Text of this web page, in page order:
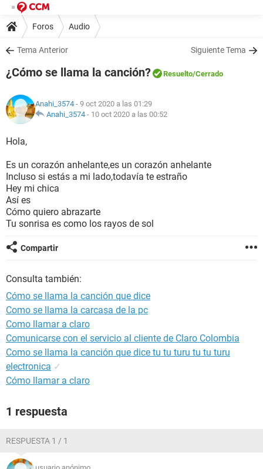
Foros Audio
Tema Anterior Siguiente Tema
¿Cómo se llama la canción? Resuelto/Cerrado
Anahi_3574 - 9 oct 2020 a las 01:29
Anahi_3574 - 10 oct 2020 a las 00:52
Hola,
Es un corazón anhelante,es un corazón anhelante
Incluso si estás a mi lado,todavía te estraño
Hey mi chica
Así es
Cómo quiero abrazarte
Tu sonrisa es como los rayos de sol
Compartir
Consulta también:
Cómo se llama la canción que dice
Como se llama la carcasa de la pc
Como llamar a claro
Comunicarse con el servicio al cliente de Claro Colombia
Como se llama la canción que dice tu tu turu tu tu turu
electronica ✓
Cómo llamar a claro
1 respuesta
RESPUESTA 1 / 1